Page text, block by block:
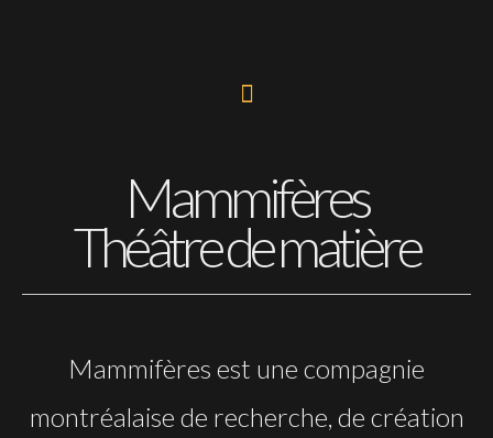
Mammifères
Théâtre de matière
Mammifères est une compagnie
montréalaise de recherche, de création